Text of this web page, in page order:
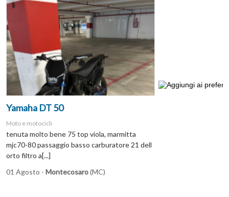
Yamaha DT 50
Moto e motocicli
tenuta molto bene 75 top viola, marmitta
mjc70-80 passaggio basso carburatore 21 dell
orto filtro a[...]
01 Agosto - Montecosaro(MC)